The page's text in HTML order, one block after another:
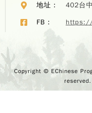
地址： 402台
FB：
Copyright © EChinese